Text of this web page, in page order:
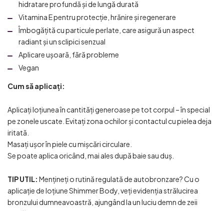
hidratare profundă și de lungă durată
Vitamina E pentru protecție, hrănire și regenerare
Îmbogățită cu particule perlate, care asigură un aspect
radiant și un sclipici senzual
Aplicare ușoară, fără probleme
Vegan
Cum să aplicați:
Aplicați loțiunea în cantități generoase pe tot corpul – în special
pe zonele uscate. Evitați zona ochilor și contactul cu pielea deja
iritată.
Masați ușor în piele cu mișcări circulare.
Se poate aplica oricând, mai ales după baie sau duș.
TIP UTIL: Mențineți o rutină regulată de autobronzare? Cu o
aplicație de loțiune Shimmer Body, veți evidenția strălucirea
bronzului dumneavoastră, ajungând la un luciu demn de zeii